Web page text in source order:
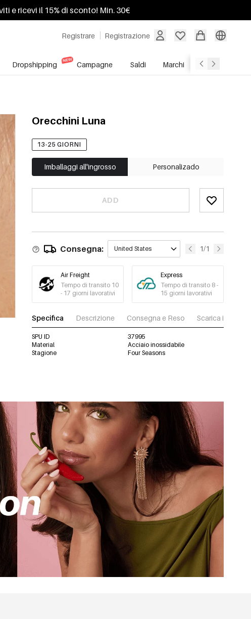
e ricevi il 15% di sconto! Min. 30€
Registrare Registrazione
Dropshipping Campagne Saldi Marchi Servizio
Orecchini Luna
13-25 GIORNI
Imballaggi all'ingrosso Personalizado
ADD
Consegna: United States 1/1
Air Freight
Tempo di transito 10
- 17 giorni lavorativi
Express
Tempo di transito 8 -
15 giorni lavorativi
Specifica Descrizione Consegna e Reso Scarica immagini
SPU ID
37995
Material
Acciaio inossidabile
Stagione
Four Seasons